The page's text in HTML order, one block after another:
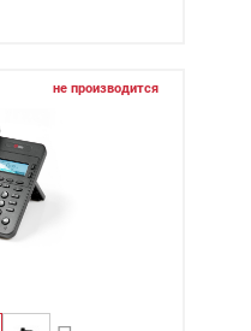
не производится